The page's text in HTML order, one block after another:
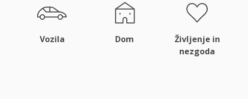
Vozila Dom
Življenje in
nezgoda